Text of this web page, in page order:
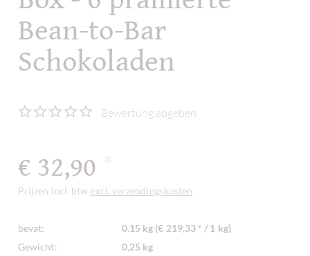
Bean-to-Bar
Schokoladen
Bewertung abgeben
€ 32,90
Prijzen incl. btw excl. verzendingskosten
bevat:
0.15 kg (€ 219,33 * / 1 kg)
Gewicht:
0,25 kg